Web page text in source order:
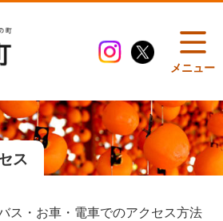
メニュー
ス
ス・お車・電車でのアクセス方法